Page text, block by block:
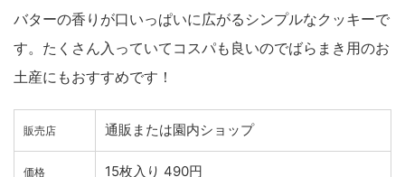
バターの香りが口いっぱいに広がるシンプルなクッキーで
す。たくさん入っていてコスパも良いのでばらまき用のお
土産にもおすすめです！
販売店 通販または園内ショップ
価格 15枚入り 490円